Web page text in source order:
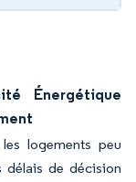
Énergétique
logements peu
délais de décision